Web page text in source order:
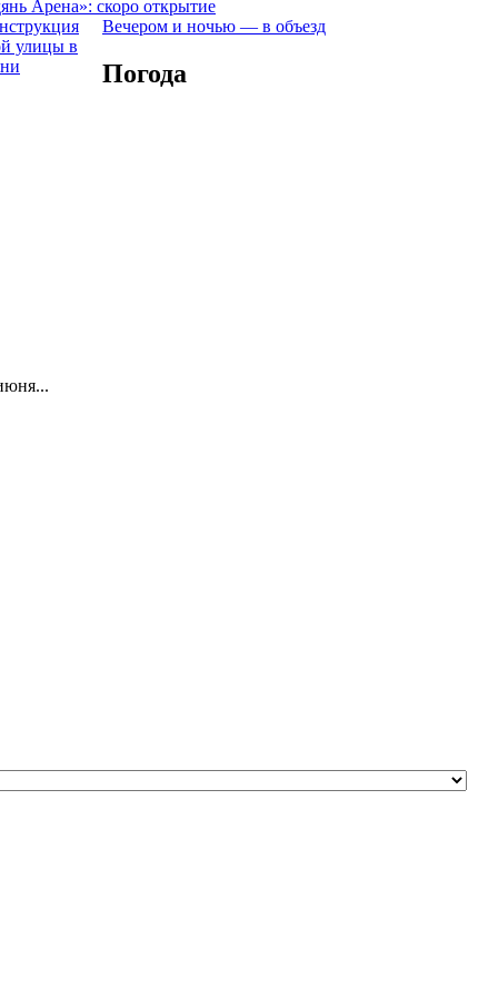
Арена»: скоро открытие
Вечером и ночью — в объезд
Погода